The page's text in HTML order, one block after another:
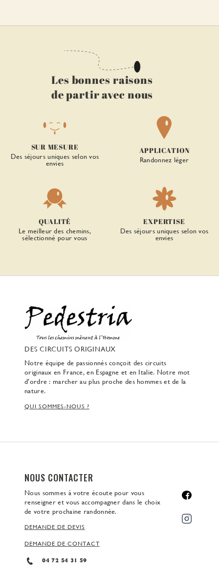
Les bonnes raisons
de partir avec nous
SUR MESURE
Des séjours uniques selon vos
envies
APPLICATION
Randonnez léger
QUALITÉ
Le meilleur des chemins,
sélectionné pour vous
EXPERTISE
Des séjours uniques selon vos
envies
DES CIRCUITS ORIGINAUX
Notre équipe de passionnés conçoit des circuits
originaux en France, en Espagne et en Italie. Notre mot
d’ordre : marcher au plus proche des hommes et de la
nature.
QUI SOMMES-NOUS ?
NOUS CONTACTER
Nous sommes à votre écoute pour vous
renseigner et vous accompagner dans le choix
de votre prochaine randonnée.
DEMANDE DE DEVIS
DEMANDE DE CONTACT
04 72 54 31 59